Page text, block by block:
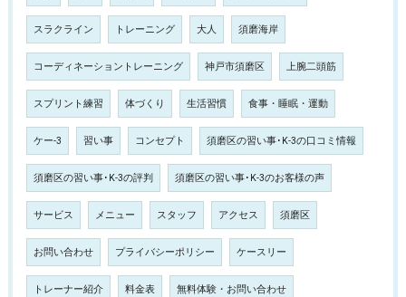
スラクライン トレーニング 大人 須磨海岸
コーディネーショントレーニング 神戸市須磨区 上腕二頭筋
スプリント練習 体づくり 生活習慣 食事・睡眠・運動
ケー-3 習い事 コンセプト 須磨区の習い事･K-3の口コミ情報
須磨区の習い事･K-3の評判 須磨区の習い事･K-3のお客様の声
サービス メニュー スタッフ アクセス 須磨区
お問い合わせ プライバシーポリシー ケースリー
トレーナー紹介 料金表 無料体験・お問い合わせ